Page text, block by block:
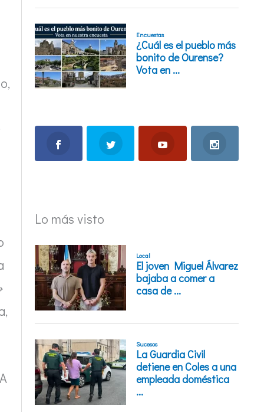
Lo más visto